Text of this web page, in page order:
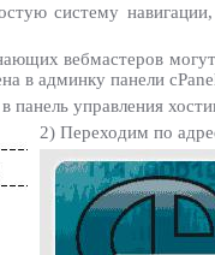
систему
вебмастеров
в админку панели
панель управления
2) Переходим по